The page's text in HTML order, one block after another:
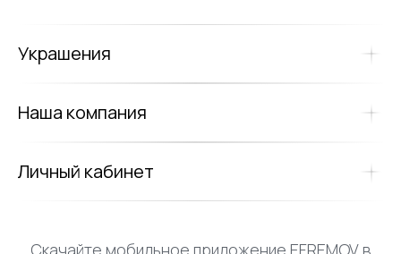
Украшения
Наша компания
Личный кабинет
Скачайте мобильное приложение EFREMOV в